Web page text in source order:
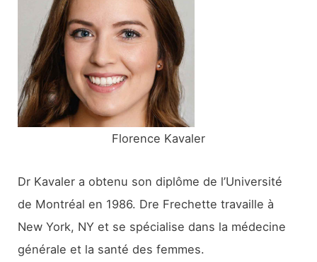
:
Florence Kavaler
Dr Kavaler a obtenu son diplôme de l’Université
de Montréal en 1986. Dre Frechette travaille à
New York, NY et se spécialise dans la médecine
générale et la santé des femmes.